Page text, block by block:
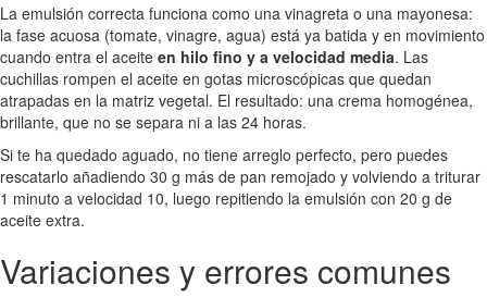
La emulsión correcta funciona como una vinagreta o una mayonesa:
la fase acuosa (tomate, vinagre, agua) está ya batida y en movimiento
cuando entra el aceite en hilo fino y a velocidad media. Las
cuchillas rompen el aceite en gotas microscópicas que quedan
atrapadas en la matriz vegetal. El resultado: una crema homogénea,
brillante, que no se separa ni a las 24 horas.
Si te ha quedado aguado, no tiene arreglo perfecto, pero puedes
rescatarlo añadiendo 30 g más de pan remojado y volviendo a triturar
1 minuto a velocidad 10, luego repitiendo la emulsión con 20 g de
aceite extra.
Variaciones y errores comunes